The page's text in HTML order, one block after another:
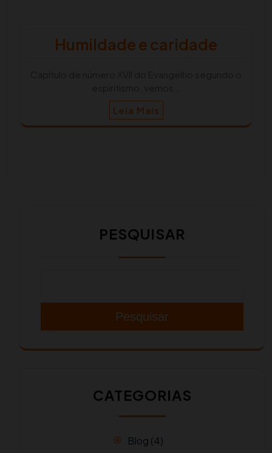
Humildade e caridade
Leia Mais
PESQUISAR
Pesquisar
CATEGORIAS
Blog (4)